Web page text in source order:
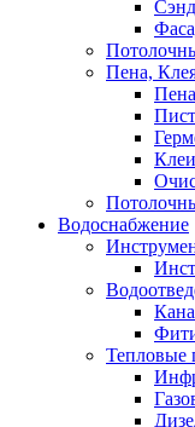
Пена,
Клеи
Водоснабжение
Тепловые